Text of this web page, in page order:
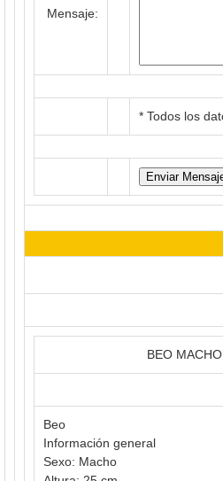
Mensaje:
* Todos los
BEO
Beo
Información general
Sexo: Macho